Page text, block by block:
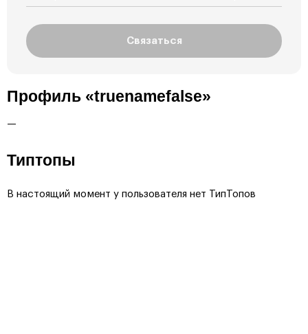
Связаться
Профиль «truenamefalse»
—
Типтопы
В настоящий момент у пользователя нет ТипТопов